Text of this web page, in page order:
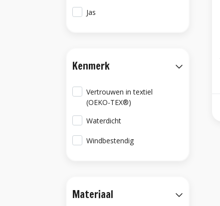
Jas
Kenmerk
Vertrouwen in textiel
(OEKO-TEX®)
Waterdicht
Windbestendig
Materiaal